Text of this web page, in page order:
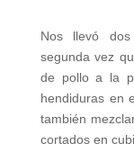
Nos llevó
segunda vez
de pollo a la
hendiduras en
también
cortados en